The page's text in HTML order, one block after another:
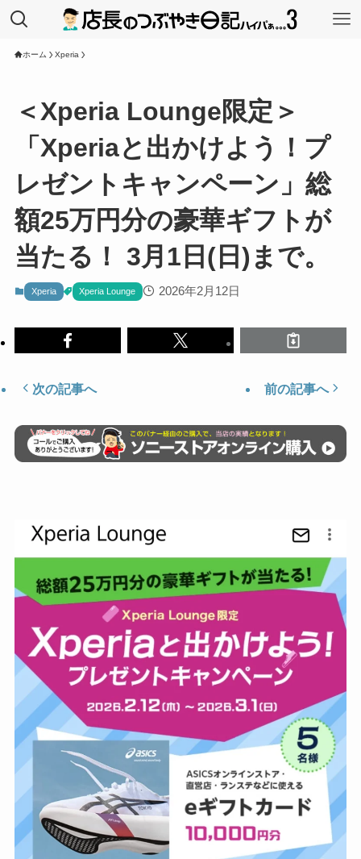
ホーム Xperia
＜Xperia Lounge限定＞
「Xperiaと出かけよう！プ
レゼントキャンペーン」総
額25万円分の豪華ギフトが
当たる！ 3月1日(日)まで。
Xperia Xperia Lounge 2026年2月12日
次の記事へ 前の記事へ